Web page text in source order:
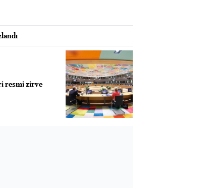
resmi zirve